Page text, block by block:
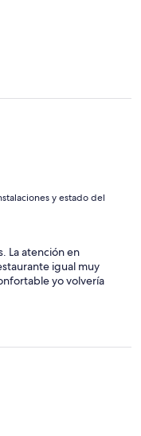
y estado del
La atención en
igual muy
yo volvería